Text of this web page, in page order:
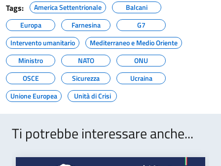
Tags: America Settentrionale
Balcani
Europa
Farnesina
G7
Intervento umanitario
Mediterraneo e Medio Oriente
Ministro
NATO
ONU
OSCE
Sicurezza
Ucraina
Unione Europea
Unità di Crisi
Ti potrebbe interessare anche...